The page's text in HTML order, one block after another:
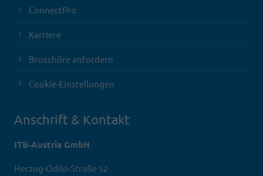
ConnectPro
Karriere
Broschüre anfordern
Cookie-Einstellungen
Anschrift & Kontakt
ITB-Austria GmbH
Herzog-Odilo-Straße 52